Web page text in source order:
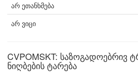
არ ეთანხმება
არ ვიცი
CVPOMSKT: საზოგადოებრივ
ნიღბების ტარება